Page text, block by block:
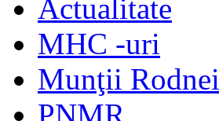
Actualitate
MHC -uri
Munţii Rodnei
PNMR